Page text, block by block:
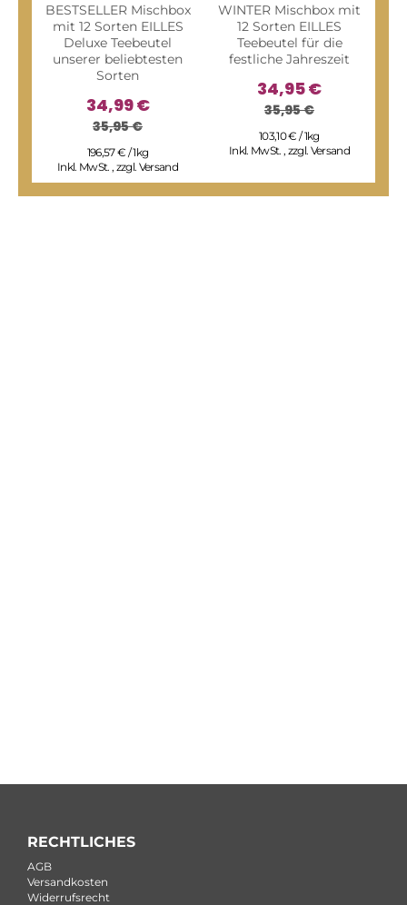
BESTSELLER Mischbox
mit 12 Sorten EILLES
Deluxe Teebeutel
unserer beliebtesten
Sorten
34,99 €
35,95 €
196,57 € / 1kg
Inkl. MwSt. , zzgl. Versand
WINTER Mischbox mit
12 Sorten EILLES
Teebeutel für die
festliche Jahreszeit
34,95 €
35,95 €
103,10 € / 1kg
Inkl. MwSt. , zzgl. Versand
RECHTLICHES
AGB
Versandkosten
Widerrufsrecht